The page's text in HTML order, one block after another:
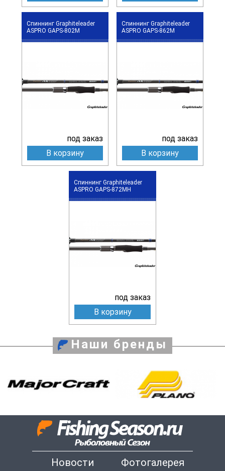
Спиннинг Graphiteleader
ASPRO GAPS-802M
под заказ
В корзину
Спиннинг Graphiteleader
ASPRO GAPS-862M
под заказ
В корзину
Спиннинг Graphiteleader
ASPRO GAPS-872MH
под заказ
В корзину
Наши бренды
Новости Фотогалерея